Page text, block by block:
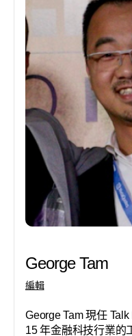
George Tam
編輯
George Tam 現任
15 年金融科技行業的